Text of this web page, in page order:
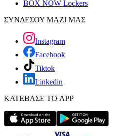
BOX NOW Lockers
ΣΥΝΔΕΣΟΥ ΜΑΖΙ ΜΑΣ
Instagram
Facebook
Tiktok
Linkedin
ΚΑΤΕΒΑΣΕ ΤΟ APP